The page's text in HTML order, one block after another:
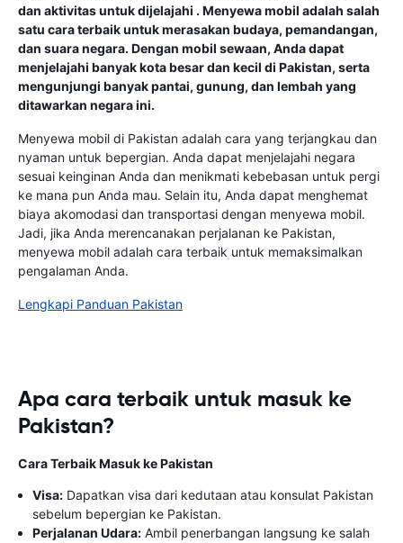
dan aktivitas untuk dijelajahi . Menyewa mobil adalah salah
satu cara terbaik untuk merasakan budaya, pemandangan,
dan suara negara. Dengan mobil sewaan, Anda dapat
menjelajahi banyak kota besar dan kecil di Pakistan, serta
mengunjungi banyak pantai, gunung, dan lembah yang
ditawarkan negara ini.
Menyewa mobil di Pakistan adalah cara yang terjangkau dan
nyaman untuk bepergian. Anda dapat menjelajahi negara
sesuai keinginan Anda dan menikmati kebebasan untuk pergi
ke mana pun Anda mau. Selain itu, Anda dapat menghemat
biaya akomodasi dan transportasi dengan menyewa mobil.
Jadi, jika Anda merencanakan perjalanan ke Pakistan,
menyewa mobil adalah cara terbaik untuk memaksimalkan
pengalaman Anda.
Lengkapi Panduan Pakistan
Apa cara terbaik untuk masuk ke
Pakistan?
Cara Terbaik Masuk ke Pakistan
Visa: Dapatkan visa dari kedutaan atau konsulat Pakistan
sebelum bepergian ke Pakistan.
Perjalanan Udara: Ambil penerbangan langsung ke salah